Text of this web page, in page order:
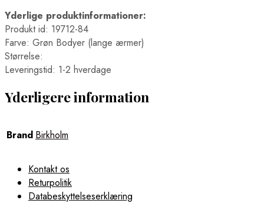
Yderlige produktinformationer:
Produkt id: 19712-84
Farve: Grøn Bodyer (lange ærmer)
Størrelse:
Leveringstid: 1-2 hverdage
Yderligere information
Brand Birkholm
Kontakt os
Returpolitik
Databeskyttelseserklæring